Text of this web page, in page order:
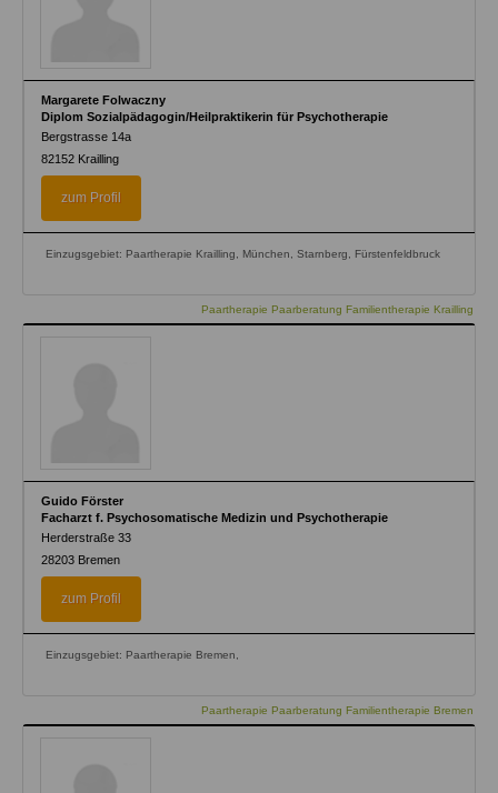
Margarete Folwaczny
Diplom Sozialpädagogin/Heilpraktikerin für Psychotherapie
Bergstrasse 14a
82152 Krailling
zum Profil
Einzugsgebiet: Paartherapie Krailling, München, Starnberg, Fürstenfeldbruck
Paartherapie Paarberatung Familientherapie Krailling
Guido Förster
Facharzt f. Psychosomatische Medizin und Psychotherapie
Herderstraße 33
28203 Bremen
zum Profil
Einzugsgebiet: Paartherapie Bremen,
Paartherapie Paarberatung Familientherapie Bremen